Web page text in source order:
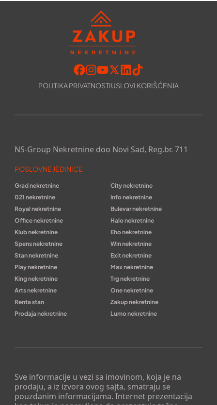
POLITIKA PRIVATNOSTIUSLOVI KORIŠĆENJA
Sve informacije u vezi sa imovinom, koja je na
prodaju, a iz izvora ovog sajta, smatraju se
pouzdanim informacijama. Internet prezentacija
NS-Group Nekretnine doo Novi Sad, Reg.br. 711
POSLOVNE JEDINICE
Grad nekretnine
City nekretnine
021 nekretnine
Info nekretnine
Royal nekretnine
Bulevar nekretnine
Office nekretnine
Halo nekretnine
Klub nekretnine
Eho nekretnine
Spens nekretnine
Win nekretnine
Stan nekretnine
Exit nekretnine
Play nekretnine
Max nekretnine
King nekretnine
Trg nekretnine
Arts nekretnine
One nekretnine
Renta stan
Zakup nekretnine
Prodaja nekretnine
Lumo nekretnine